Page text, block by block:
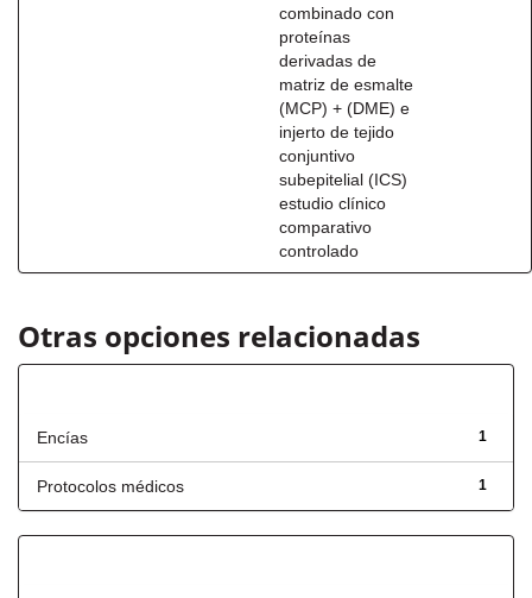
combinado con
proteínas
derivadas de
matriz de esmalte
(MCP) + (DME) e
injerto de tejido
conjuntivo
subepitelial (ICS)
estudio clínico
comparativo
controlado
Otras opciones relacionadas
1
Encías
1
Protocolos médicos